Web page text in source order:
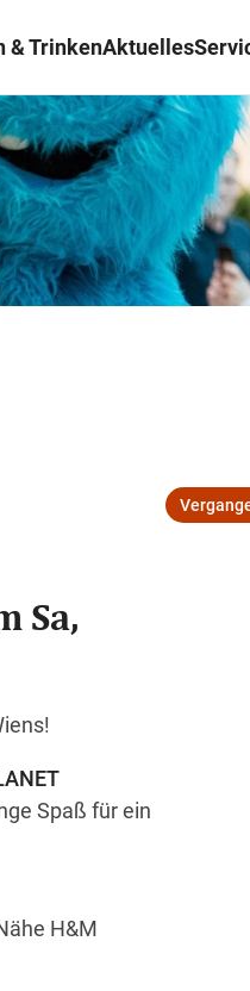
& TrinkenAktuelles
Suche schließen
Sa,
Spaß für ein
H&M